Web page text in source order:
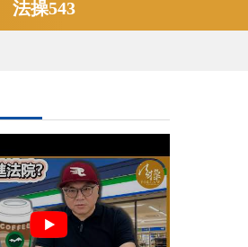
法操543